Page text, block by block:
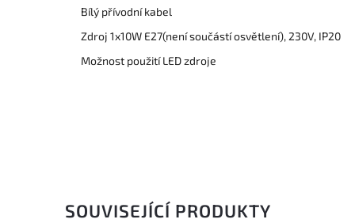
Bílý přívodní kabel
Zdroj 1x10W E27(není součástí osvětlení), 230V, IP20
Možnost použití LED zdroje
SOUVISEJÍCÍ PRODUKTY